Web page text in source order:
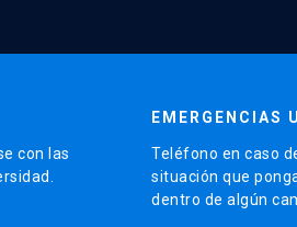
con las
EMERGENCIAS
Teléfono en caso
situación que
dentro de algún